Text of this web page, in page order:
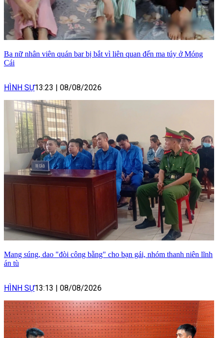
Ba nữ nhân viên quán bar bị bắt vì liên quan đến ma túy ở Móng
Cái
HÌNH SỰ13:23 | 08/08/2026
Mang súng, dao "đòi công bằng" cho bạn gái, nhóm thanh niên lĩnh
án tù
HÌNH SỰ13:13 | 08/08/2026